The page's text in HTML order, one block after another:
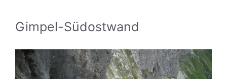
Gimpel-Südostwand